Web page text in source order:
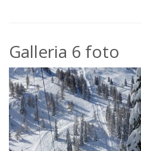
Galleria 6 foto